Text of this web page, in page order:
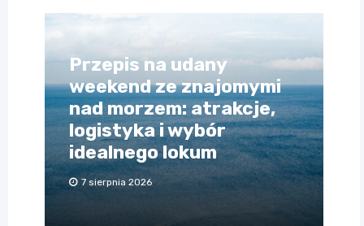
Przepis na udany
weekend ze znajomymi
nad morzem: atrakcje,
logistyka i wybór
idealnego lokum
7 sierpnia 2026